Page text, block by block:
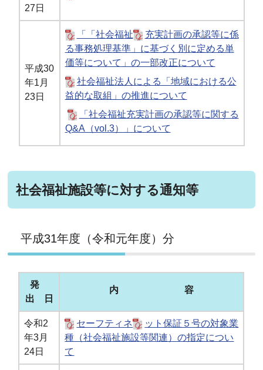
27日
平成30
年1月
23日
「「社会福祉
充実計画の承認等に係
る事務処理基準」に基づく別に定める単
価等について」の一部改正について
社会福祉法人による「地域における公
益的な取組」の推進について
「社会福祉充実計画の承認等に関する
Q&A（vol.3）」について
社会福祉施設等に対する通知等
平成31年度（令和元年度）分
発
出 日
内 容
令和2
年3月
24日
セーフティネ
ット保証５号の対象業
種（社会福祉施設等関連）の指定につい
て